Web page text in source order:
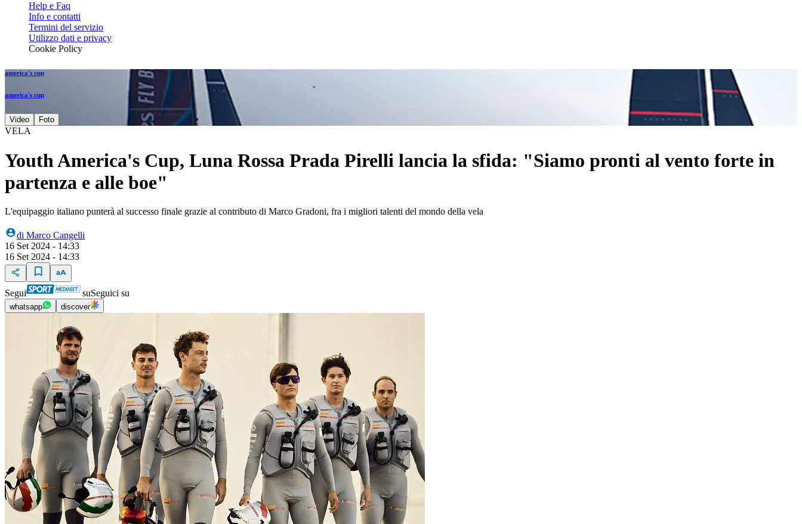
Help e Faq
Info e contatti
Termini del servizio
Utilizzo dati e privacy
Cookie Policy
america's cup
america's cup
Video Foto
VELA
Youth America's Cup, Luna Rossa Prada Pirelli lancia la sfida: "Siamo pronti al vento forte in
partenza e alle boe"
L'equipaggio italiano punterà al successo finale grazie al contributo di Marco Gradoni, fra i migliori talenti del mondo della vela
di Marco Cangelli
16 Set 2024 - 14:33
16 Set 2024 - 14:33
Segui suSeguici su
whatsapp discover